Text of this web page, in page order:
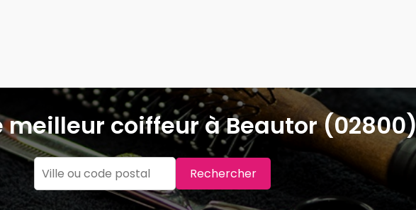
meilleur coiffeur à Beautor (02800)
Rechercher